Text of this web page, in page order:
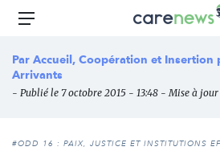
Aller
principal
Carenews,
média
acteurs
Menu
Par Accueil, Coopération et Insertion
Arrivants
- Publié le 7 octobre 2015 - 13:48 - Mise à
#ODD 16 : PAIX, JUSTICE ET INSTITUTIONS